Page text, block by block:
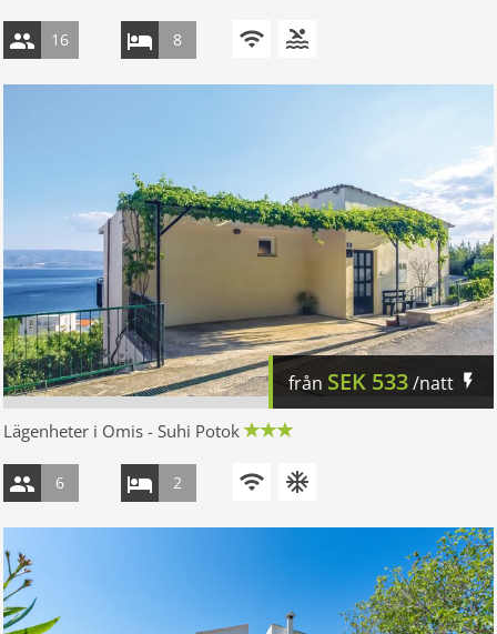
16 8
från SEK 533/natt
Lägenheter i Omis - Suhi Potok
6 2